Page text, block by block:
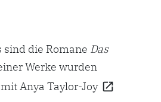
die Romane Das
Werke wurden
mitAnya Taylor-Joy